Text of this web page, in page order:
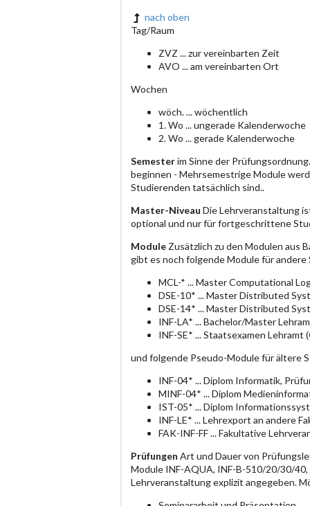
nach oben
Tag/Raum
ZVZ ... zur vereinbarten Zeit
AVO ... am vereinbarten Ort
Wochen
wöch. ... wöchentlich
1. Wo ... ungerade Kalenderwoche
2. Wo ... gerade Kalenderwoche
Semesterim Sinne der
beginnen - Mehrsemestrige Module
Studierenden tatsächlich sind..
Master-Niveau Die Lehrveranstaltung
optional und nur für fortgeschrittene
Module Zusätzlich zu den Modulen aus
gibt es noch folgende Module für andere
MCL-* ... Master Computational
DSE-10* ... Master Distributed
DSE-14* ... Master Distributed
INF-LA* ... Bachelor/Master
INF-SE* ... Staatsexamen
und folgende Pseudo-Module für ältere
INF-04* ... Diplom Informatik,
MINF-04* ... Diplom
IST-05* ... Diplom
INF-LE* ... Lehrexport an andere
FAK-INF-FF ... Fakultative
Prüfungen Art und Dauer von
Module INF-AQUA, INF-B-510/20/30/
Lehrveranstaltung explizit angegeben.